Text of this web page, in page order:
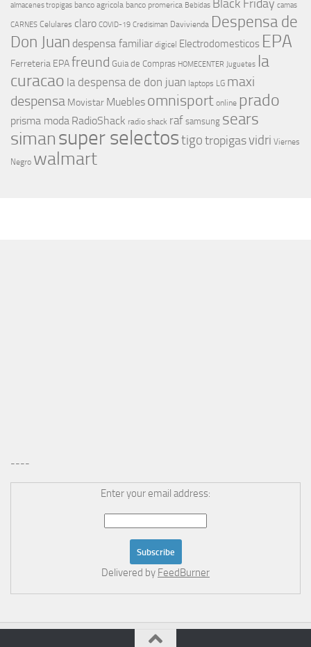
almacenes tropigas banco agricola banco promerica Bebidas Black Friday camas
CARNES Celulares claro COVID-19 Credisiman Davivienda Despensa de
Don Juan despensa familiar digicel Electrodomesticos EPA
Ferreteria EPAfreund Guia de Compras HOMECENTER Juguetes la
curacao la despensa de don juan laptops LG maxi
despensa Movistar Muebles omnisport online prado
prisma moda RadioShack radio shack raf samsung sears
simansuper selectostigotropigasvidri Viernes
Negro walmart
----
Enter your email address:
Delivered by FeedBurner